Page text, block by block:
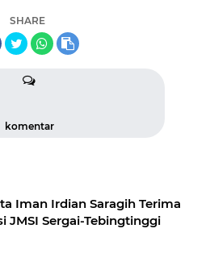
SHARE
komentar
Iman Irdian Saragih Terima
JMSI Sergai-Tebingtinggi